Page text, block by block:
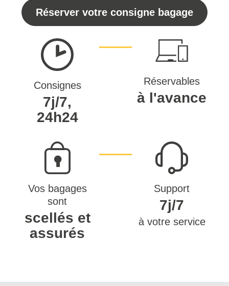
Réserver votre consigne bagage
Consignes
7j/7,
24h24
Réservables
à l'avance
Vos bagages
sont
scellés et
assurés
Support
7j/7
à votre service